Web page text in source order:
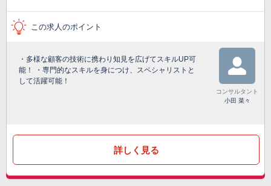
この求人のポイント
・多様な顧客の技術に携わり知見を広げてスキルUP可
能！ ・専門的なスキルを身につけ、スペシャリストと
して活躍可能！
コンサルタント
小田 菜々
詳しく見る